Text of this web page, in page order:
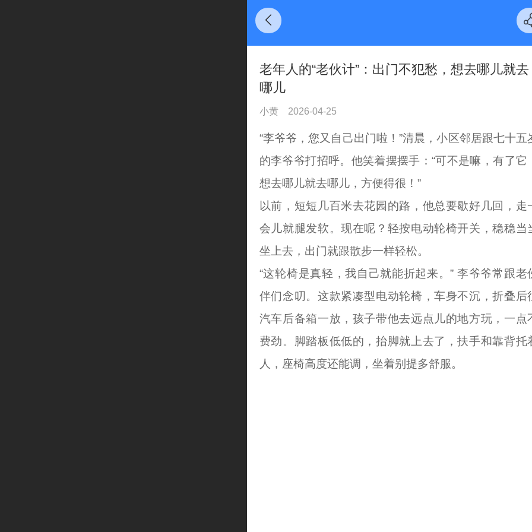
老年人的“老伙计”：出门不犯愁，想去哪儿就去
哪儿
小黄 2026-04-25
“李爷爷，您又自己出门啦！”清晨，小区邻居跟七十五
的李爷爷打招呼。他笑着摆摆手：“可不是嘛，有了它
想去哪儿就去哪儿，方便得很！”
以前，短短几百米去花园的路，他总要歇好几回，走
会儿就腿发软。现在呢？轻按电动轮椅开关，稳稳当
坐上去，出门就跟散步一样轻松。
“这轮椅是真轻，我自己就能折起来。” 李爷爷常跟老
伴们念叨。这款紧凑型电动轮椅，车身不沉，折叠后
汽车后备箱一放，孩子带他去远点儿的地方玩，一点
费劲。脚踏板低低的，抬脚就上去了，扶手和靠背托
人，座椅高度还能调，坐着别提多舒服。